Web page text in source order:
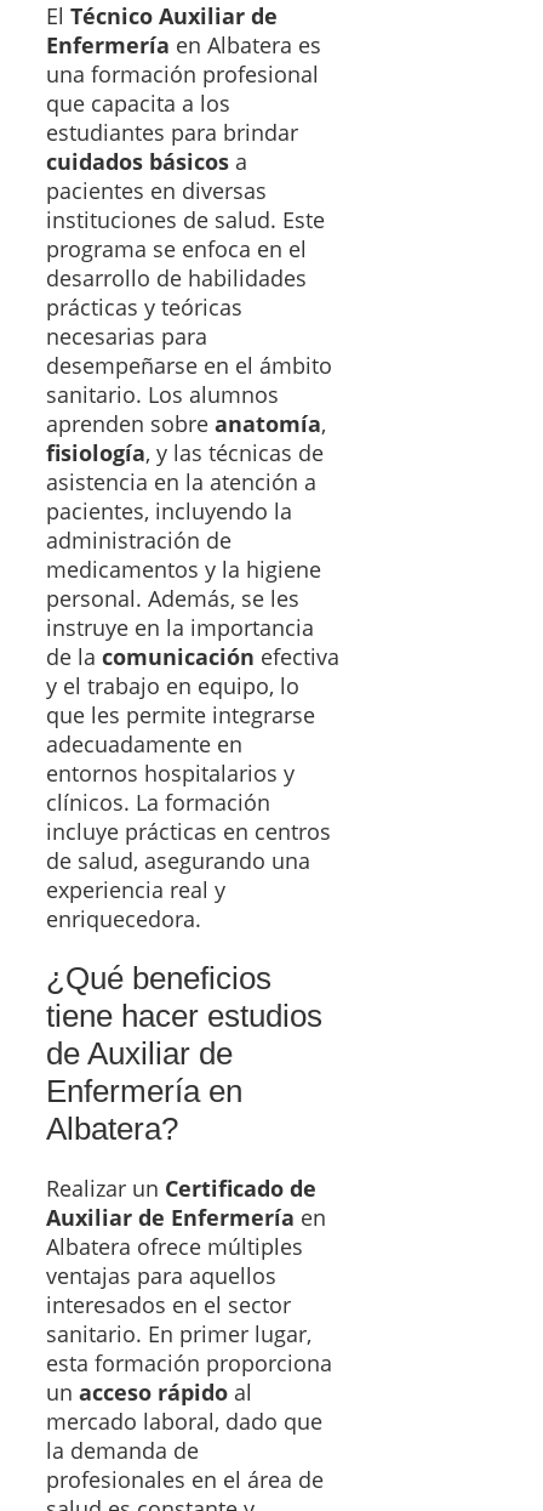
El Técnico Auxiliar de
Enfermería en Albatera es
una formación profesional
que capacita a los
estudiantes para brindar
cuidados básicos a
pacientes en diversas
instituciones de salud. Este
programa se enfoca en el
desarrollo de habilidades
prácticas y teóricas
necesarias para
desempeñarse en el ámbito
sanitario. Los alumnos
aprenden sobre anatomía,
fisiología, y las técnicas de
asistencia en la atención a
pacientes, incluyendo la
administración de
medicamentos y la higiene
personal. Además, se les
instruye en la importancia
de la comunicación efectiva
y el trabajo en equipo, lo
que les permite integrarse
adecuadamente en
entornos hospitalarios y
clínicos. La formación
incluye prácticas en centros
de salud, asegurando una
experiencia real y
enriquecedora.
¿Qué beneficios
tiene hacer estudios
de Auxiliar de
Enfermería en
Albatera?
Realizar un Certificado de
Auxiliar de Enfermería en
Albatera ofrece múltiples
ventajas para aquellos
interesados en el sector
sanitario. En primer lugar,
esta formación proporciona
un acceso rápido al
mercado laboral, dado que
la demanda de
profesionales en el área de